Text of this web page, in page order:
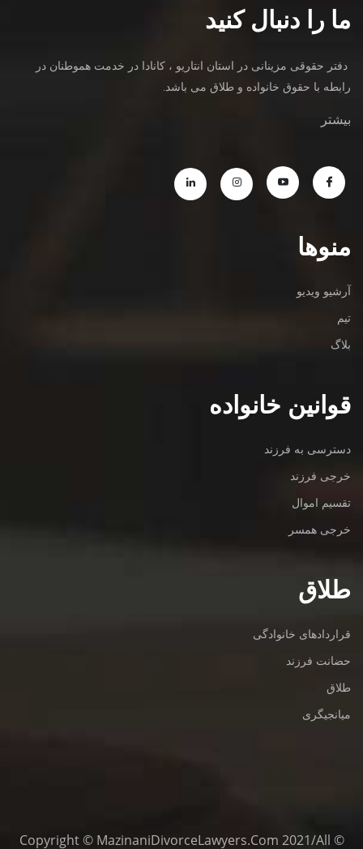
ما را دنبال کنید
دفتر حقوقی مزینانی در استان انتاریو ، کانادا در خدمت هموطنان در
رابطه با حقوق خانواده و طلاق می باشد.
بیشتر
منوها
آرشیو ویدیو
تیم
بلاگ
قوانین خانواده
دسترسی به فرزند
خرجی فرزند
تقسیم اموال
خرجی همسر
طلاق
قراردادهای خانوادگی
حضانت فرزند
طلاق
میانجیگری
© Copyright © MazinaniDivorceLawyers.com 2021/All